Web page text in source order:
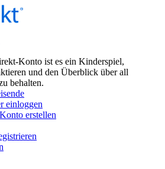
Konto ist es ein Kinderspiel,
und den Überblick über all
behalten.
einloggen
erstellen